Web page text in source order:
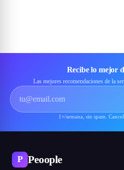
Recibe lo mejor
Las mejores recomendaciones de la
1×/semana, sin spam.
P Peoople